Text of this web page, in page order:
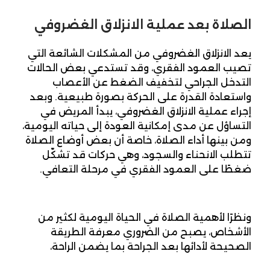
الصلاة بعد عملية الانزلاق الغضروفي
يعد الانزلاق الغضروفي من المشكلات الشائعة التي
تصيب العمود الفقري، وقد تستدعي بعض الحالات
التدخل الجراحي لتخفيف الضغط عن الأعصاب
واستعادة القدرة على الحركة بصورة طبيعية. وبعد
إجراء عملية الانزلاق الغضروفي، يبدأ المريض في
التساؤل عن مدى إمكانية العودة إلى حياته اليومية،
ومن بينها أداء الصلاة، خاصة أن بعض أوضاع الصلاة
تتطلب الانحناء والسجود، وهي حركات قد تشكّل
ضغطًا على العمود الفقري في مرحلة التعافي.
ونظرًا لأهمية الصلاة في الحياة اليومية لكثير من
الأشخاص، يصبح من الضروري معرفة الطريقة
الصحيحة لأدائها بعد الجراحة بما يضمن الراحة،